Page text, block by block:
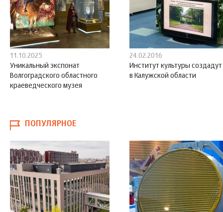
11.10.2025
Уникальный экспонат
Волгоградского областного
краеведческого музея
24.02.2016
Институт культуры создадут
в Калужской области
ПОПУЛЯРНОЕ